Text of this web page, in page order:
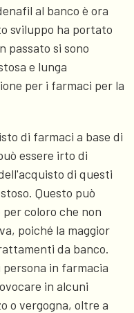
al banco è ora
sviluppo ha portato
passato si sono
e lunga
per i farmaci per la
di farmaci a base di
essere irto di
di questi
Questo può
coloro che non
poiché la maggior
da banco.
in farmacia
in alcuni
o vergogna, oltre a